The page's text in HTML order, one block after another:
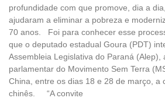
profundidade com que promove, dia a
ajudaram a eliminar a pobreza e
70 anos. Foi para conhecer esse
que o deputado estadual Goura (PDT)
Assembleia Legislativa do Paraná (Alep),
parlamentar do Movimento Sem Terra
China, entre os dias 18 e 28 de março, a
chinês. “A convite